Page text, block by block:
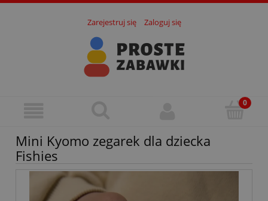
Zarejestruj się Zaloguj się
Mini Kyomo zegarek dla dziecka
Fishies